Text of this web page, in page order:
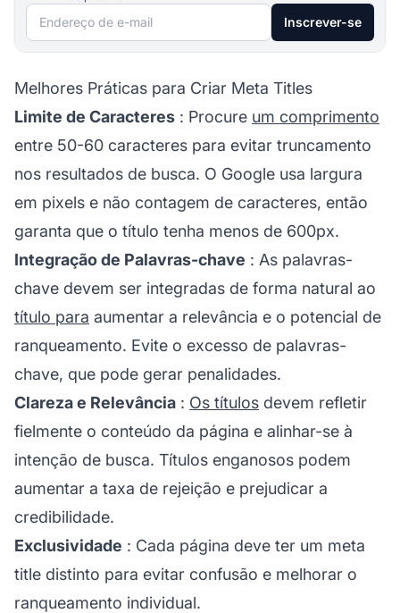
Endereço de e-mail Inscrever-se
Melhores Práticas para Criar Meta Titles
Limite de Caracteres : Procure um comprimento
entre 50-60 caracteres para evitar truncamento
nos resultados de busca. O Google usa largura
em pixels e não contagem de caracteres, então
garanta que o título tenha menos de 600px.
Integração de Palavras-chave : As palavras-
chave devem ser integradas de forma natural ao
título para aumentar a relevância e o potencial de
ranqueamento. Evite o excesso de palavras-
chave, que pode gerar penalidades.
Clareza e Relevância : Os títulos devem refletir
fielmente o conteúdo da página e alinhar-se à
intenção de busca. Títulos enganosos podem
aumentar a taxa de rejeição e prejudicar a
credibilidade.
Exclusividade : Cada página deve ter um meta
title distinto para evitar confusão e melhorar o
ranqueamento individual.